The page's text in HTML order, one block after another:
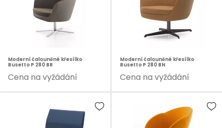
Moderní čalouněné křesílko
Busetto P 280 BR
Cena na vyžádání
Moderní čalouněné křesílko
Busetto P 280 BN
Cena na vyžádání